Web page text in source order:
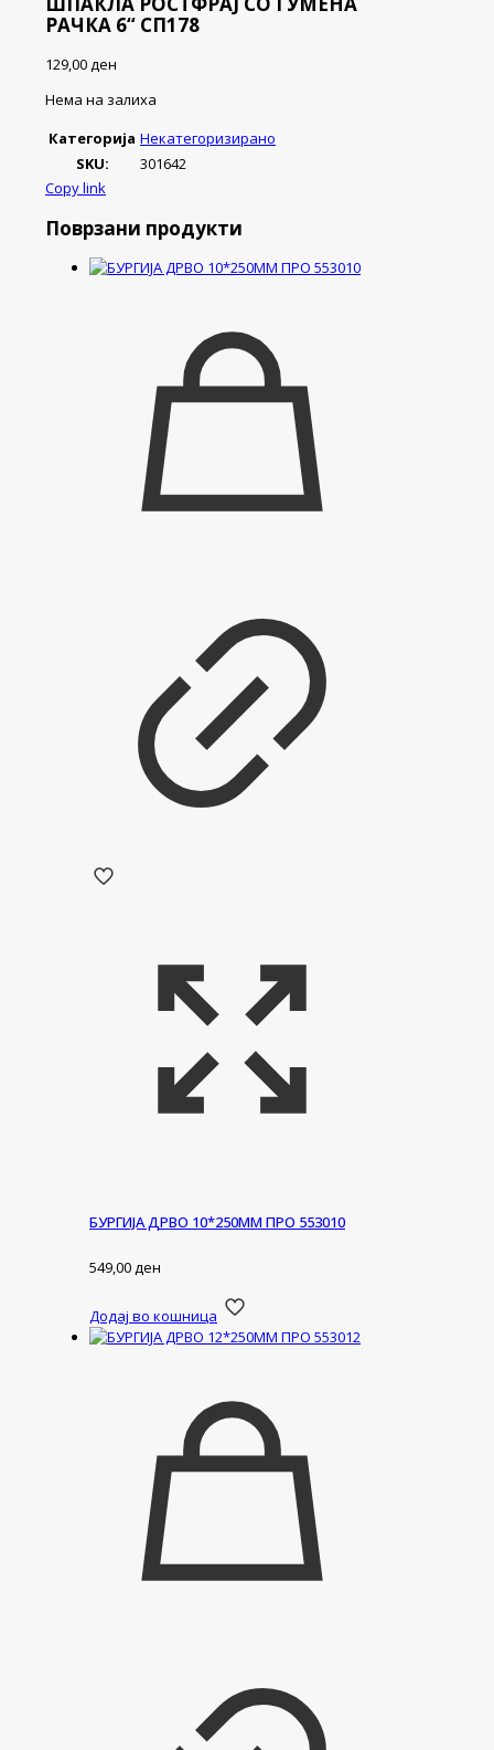
РАЧКА 6“ СП178
129,00ден
Нема на залиха
Категорија Некатегоризирано
SKU:
301642
Copy link
Поврзани продукти
БУРГИЈА ДРВО 10*250ММ ПРО 553010
549,00ден
Додај во кошница